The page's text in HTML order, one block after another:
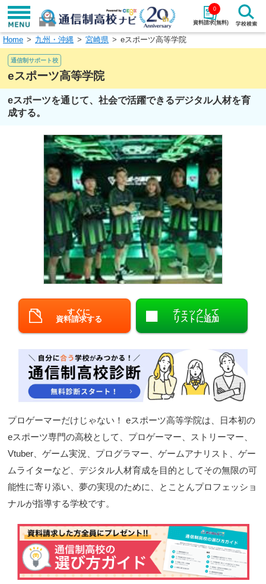
資料請求(無料)
0
学校名で探す
エリアから探す 特徴から探す
北海道・東北
北陸・甲信越
中国
九州・沖縄
閉じる
Home 九州・沖縄 宮崎県 eスポーツ高等学院
通信制サポート校
eスポーツ高等学院
eスポーツを通じて、社会で活躍できるデジタル人材を育
成する。
すぐに
資料請求する
チェックして
リストに追加
プロゲーマーだけじゃない！ eスポーツ高等学院は、日本初の
eスポーツ専門の高校として、プロゲーマー、ストリーマー、
Vtuber、ゲーム実況、プログラマー、ゲームアナリスト、ゲー
ムライターなど、デジタル人材育成を目的としてその無限の可
能性に寄り添い、夢の実現のために、とことんプロフェッショ
ナルが指導する学校です。